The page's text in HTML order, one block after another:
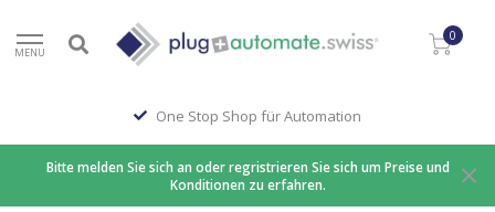
MENU
0
One Stop Shop für Automation
Bitte melden Sie sich an oder regristrieren Sie sich um Preise und
Konditionen zu erfahren.